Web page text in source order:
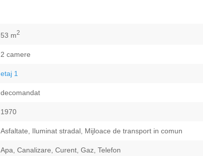
53 m2
2 camere
etaj 1
decomandat
1970
Asfaltate, Iluminat stradal, Mijloace de transport in comun
Apa, Canalizare, Curent, Gaz, Telefon